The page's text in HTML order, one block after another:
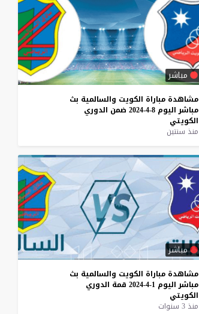
مباشر
مشاهدة مباراة الكويت والسالمية بث
مباشر اليوم 8-4-2024 ضمن الدوري
الكويتي
منذ سنتين
مباشر
مشاهدة مباراة الكويت والسالمية بث
مباشر اليوم 1-4-2024 قمة الدوري
الكويتي
منذ 3 سنوات